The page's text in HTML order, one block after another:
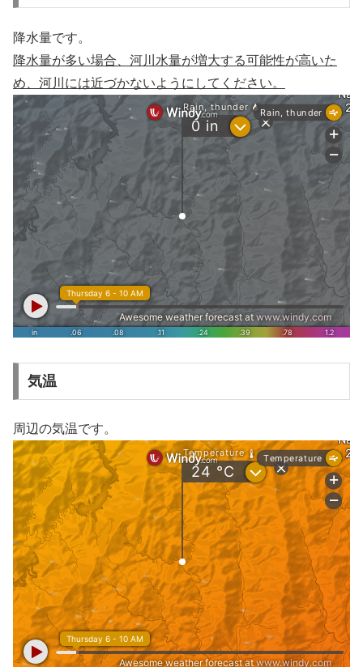
降水量です。
降水量が多い場合、河川水量が増大する可能性が高いた
め、河川には近づかないようにしてください。
気温
周辺の気温です。